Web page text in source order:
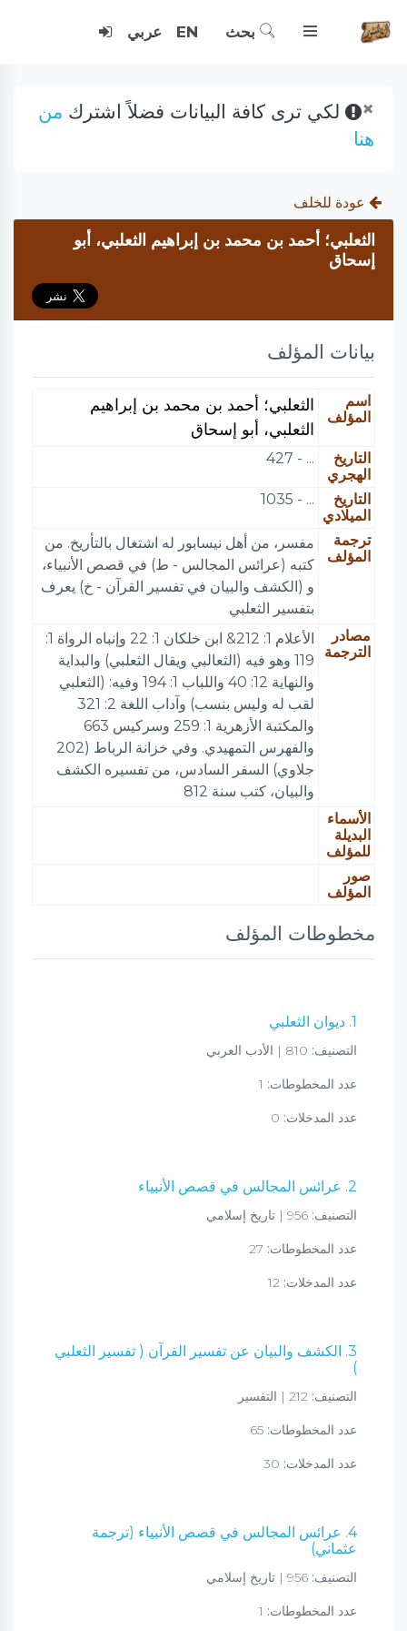
بحث EN عربي
× لكي ترى كافة البيانات فضلاً اشترك من
هنا
عودة للخلف
الثعلبي؛ أحمد بن محمد بن إبراهيم الثعلبي، أبو
إسحاق
بيانات المؤلف
اسم
المؤلف
الثعلبي؛ أحمد بن محمد بن إبراهيم
الثعلبي، أبو إسحاق
التاريخ
الهجري
... - 427
التاريخ
الميلادي
... - 1035
ترجمة
المؤلف
مفسر، من أهل نيسابور له اشتغال بالتأريخ. من
كتبه (عرائس المجالس - ط) في قصص الأنبياء،
و (الكشف والبيان في تفسير القرآن - خ) يعرف
بتفسير الثعلبي
مصادر
الترجمة
الأعلام 1: 212& ابن خلكان 1: 22 وإنباه الرواة 1:
119 وهو فيه (الثعالبي ويقال الثعلبي) والبداية
والنهاية 12: 40 واللباب 1: 194 وفيه: (الثعلبي
لقب له وليس بنسب) وآداب اللغة 2: 321
والمكتبة الأزهرية 1: 259 وسركيس 663
والفهرس التمهيدي. وفي خزانة الرباط (202
جلاوي) السفر السادس، من تفسيره الكشف
والبيان، كتب سنة 812
الأسماء
البديلة
للمؤلف
صور
المؤلف
مخطوطات المؤلف
1. ديوان الثعلبي
التصنيف:
عدد المخطوطات:
عدد المدخلات:
2. عرائس المجالس في قصص الأنبياء
التصنيف:
عدد المخطوطات:
عدد المدخلات:
3. الكشف والبيان عن تفسير القرآن ( تفسير الثعلبي
)
التصنيف:
عدد المخطوطات:
عدد المدخلات:
4. عرائس المجالس في قصص الأنبياء (ترجمة
عثماني)
التصنيف:
عدد المخطوطات: